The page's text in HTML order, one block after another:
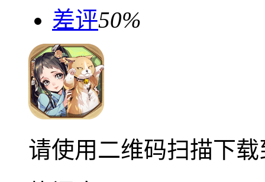
差评50%
请使用二维码扫描下